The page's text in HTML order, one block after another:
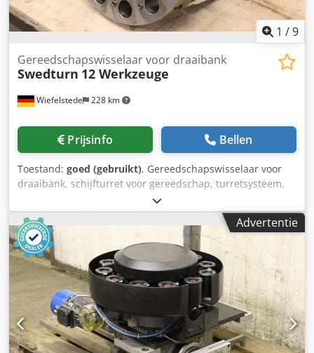
1 /9
Wiefelstede 228 km
Gereedschapswisselaar voor draaibank
Swedturn 12 Werkzeuge
Prijsinfo Bellen
Toestand: goed (gebruikt), Gereedschapswisselaar voor
draaibank, schijfturret voor gereedschap, turretsysteem,
schijfturret voor draaibank -Fabrikant: Swedturn, type ST12
CNC 300 gereedschapswisselaar -Turret: voor max. 12
gereedschappen -Gereedschapsopname: Ø 60 mm -
Individuele componenten: zie foto's -Afmetingen:
565/470/H565 mm Djdpewvh D Asfx Apwjck -Gewicht: 319
kg
Advertentie